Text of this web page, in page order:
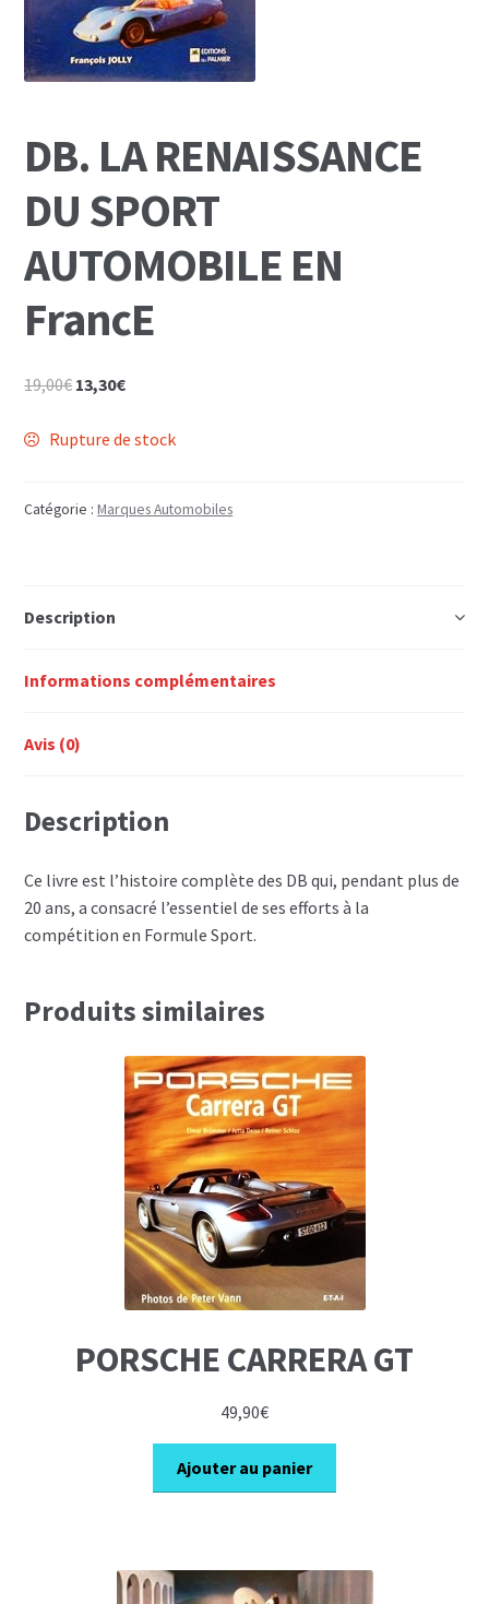
Mon Compte
Panier
DB. LA RENAISSANCE
DU SPORT
AUTOMOBILE EN
FrancE
19,00€ Le
initial
13,30€Le
actuel
Rupture de stock
Catégorie :Marques Automobiles
Description
Informations complémentaires
Avis (0)
Description
Ce livre est l’histoire complète des DB qui, pendant plus de
20 ans, a consacré l’essentiel de ses efforts à la
compétition en Formule Sport.
Produits similaires
PORSCHE CARRERA GT
49,90€
Ajouter au panier